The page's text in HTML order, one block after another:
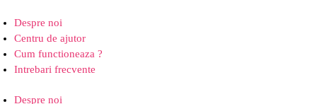
Despre noi
Centru de ajutor
Cum functioneaza ?
Intrebari frecvente
Despre noi